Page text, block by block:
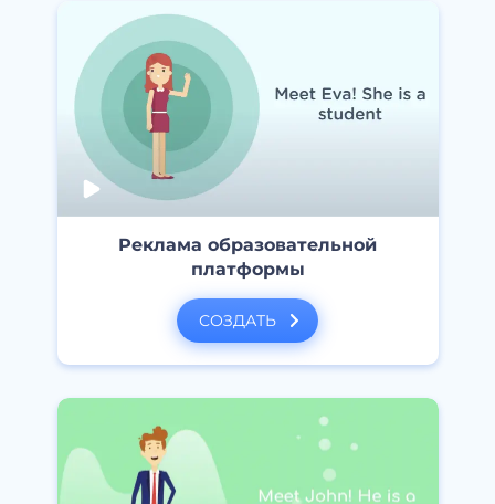
Реклама образовательной
платформы
СОЗДАТЬ